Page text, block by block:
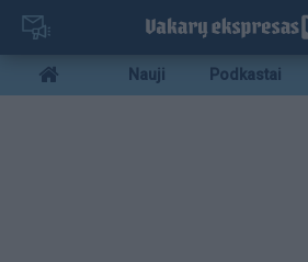
Pereiti
pagrindinį
turinį
Mobile
menu
Nauji Podkastai